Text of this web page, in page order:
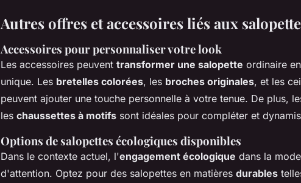
Autres offres et accessoires liés aux
Accessoires pour personnaliser votre look
Les accessoires peuvent transformer une salopette ordinaire
unique. Les bretelles colorées, les broches originales, et les
peuvent ajouter une touche personnelle à votre tenue. De plus,
les chaussettes à motifs sont idéales pour compléter et
Options de salopettes écologiques disponibles
Dans le contexte actuel, l'engagement écologique dans la
d'attention. Optez pour des salopettes en matières durables